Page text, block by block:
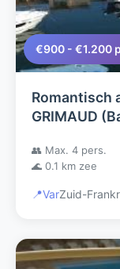
€900 - €1.200
Romantisch
GRIMAUD
👥 Max. 4 pers.
🌊 0.1 km zee
📍VarZuid-